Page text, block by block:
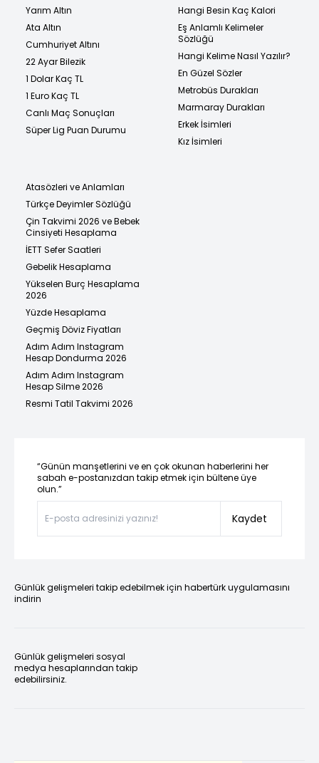
Yarım Altın
Ata Altın
Cumhuriyet Altını
22 Ayar Bilezik
1 Dolar Kaç TL
1 Euro Kaç TL
Canlı Maç Sonuçları
Süper Lig Puan Durumu
Hangi Besin Kaç Kalori
Eş Anlamlı Kelimeler
Sözlüğü
Hangi Kelime Nasıl Yazılır?
En Güzel Sözler
Metrobüs Durakları
Marmaray Durakları
Erkek İsimleri
Kız İsimleri
Atasözleri ve Anlamları
Türkçe Deyimler Sözlüğü
Çin Takvimi 2026 ve Bebek
Cinsiyeti Hesaplama
İETT Sefer Saatleri
Gebelik Hesaplama
Yükselen Burç Hesaplama
2026
Yüzde Hesaplama
Geçmiş Döviz Fiyatları
Adım Adım Instagram
Hesap Dondurma 2026
Adım Adım Instagram
Hesap Silme 2026
Resmi Tatil Takvimi 2026
“Günün manşetlerini ve en çok okunan haberlerini her
sabah e-postanızdan takip etmek için bültene üye
olun.”
Kaydet
Günlük gelişmeleri takip edebilmek için habertürk uygulamasını
indirin
Günlük gelişmeleri sosyal
medya hesaplarından takip
edebilirsiniz.